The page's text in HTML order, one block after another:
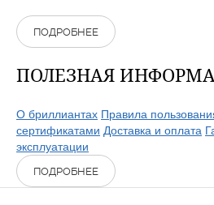
ПОДРОБНЕЕ
ПОЛЕЗНАЯ
О бриллиантах Правила
сертификатами Доставка и оплата
эксплуатации
ПОДРОБНЕЕ